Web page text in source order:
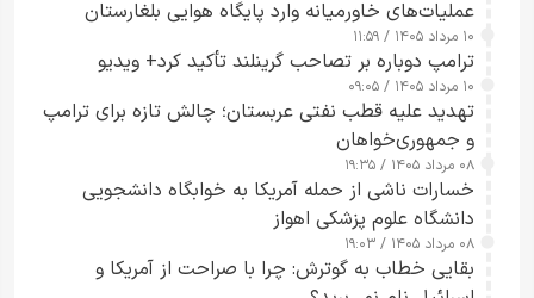
عملیات‌های خاورمیانه وارد پایگاه هوایی بلغارستان
شدند
۱۰ مرداد ۱۴۰۵ / ۱۱:۵۹
ترامپ دوباره بر تصاحب گرینلند تأکید کرد+ ویدیو
۱۰ مرداد ۱۴۰۵ / ۰۹:۰۵
تهدید علیه قطب نفتی عربستان؛ چالش تازه برای ترامپ
و جمهوری‌خواهان
۰۸ مرداد ۱۴۰۵ / ۱۹:۳۵
خسارات ناشی از حمله آمریکا به خوابگاه دانشجویی
دانشگاه علوم پزشکی اهواز
۰۸ مرداد ۱۴۰۵ / ۱۹:۰۳
بقایی خطاب به گوترش: چرا با صراحت از آمریکا و